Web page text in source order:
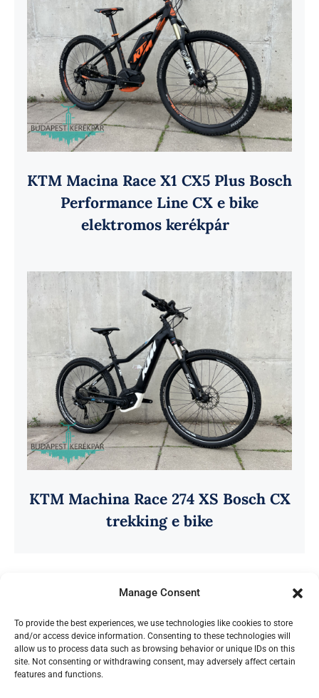
Manage Consent
To provide the best experiences, we use technologies like cookies to store
and/or access device information. Consenting to these technologies will
allow us to process data such as browsing behavior or unique IDs on this
site. Not consenting or withdrawing consent, may adversely affect certain
features and functions.
KTM Macina Race X1 CX5 Plus Bosch
Performance Line CX e bike
elektromos kerékpár
KTM Machina Race 274 XS Bosch CX
trekking e bike